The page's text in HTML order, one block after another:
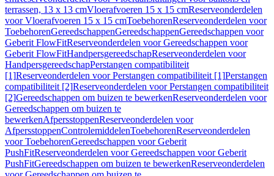
terrassen, 13 x 13 cmVloerafvoeren 15 x 15 cmReserveonderdelen
voor Vloerafvoeren 15 x 15 cmToebehorenReserveonderdelen voor
ToebehorenGereedschappenGereedschappenGereedschappen voor
Geberit FlowFitReserveonderdelen voor Gereedschappen voor
Geberit FlowFitHandpersgereedschapReserveonderdelen voor
HandpersgereedschapPerstangen compatibiliteit
[1]Reserveonderdelen voor Perstangen compatibiliteit [1]Perstangen
compatibiliteit [2]Reserveonderdelen voor Perstangen compatibiliteit
[2]Gereedschappen om buizen te bewerkenReserveonderdelen voor
Gereedschappen om buizen te
bewerkenAfpersstoppenReserveonderdelen voor
AfpersstoppenControlemiddelenToebehorenReserveonderdelen
voor ToebehorenGereedschappen voor Geberit
PushFitReserveonderdelen voor Gereedschappen voor Geberit
PushFitGereedschappen om buizen te bewerkenReserveonderdelen